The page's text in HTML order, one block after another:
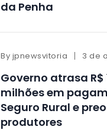
da Penha
By jpnewsvitoria 3 de
Governo atrasa R$
milhões em
Seguro Rural e
produtores